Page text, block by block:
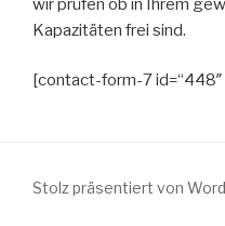
Kapazitäten frei sind.
[contact-form-7
Stolz präsentiert von